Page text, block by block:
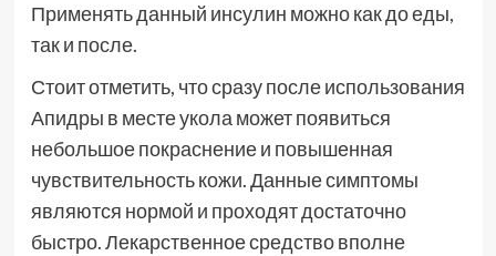
Применять данный инсулин можно как до еды,
так и после.
Стоит отметить, что сразу после использования
Апидры в месте укола может появиться
небольшое покраснение и повышенная
чувствительность кожи. Данные симптомы
являются нормой и проходят достаточно
быстро. Лекарственное средство вполне